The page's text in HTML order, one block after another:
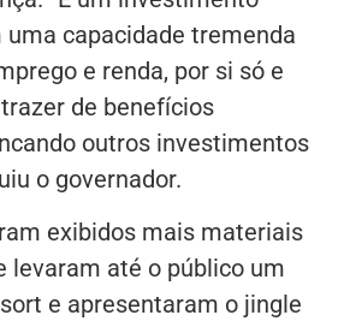
capacidade tremenda
e renda, por si só e
de benefícios
outros investimentos
o governador.
exibidos mais materiais
levaram até o público um
e apresentaram o jingle